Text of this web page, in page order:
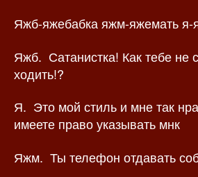
Яжб-яжебабка яжм-яжемать я-
Яжб. Сатанистка! Как тебе не
ходить!?
Я. Это мой стиль и мне так
имеете право указывать мнк
Яжм. Ты телефон отдавать